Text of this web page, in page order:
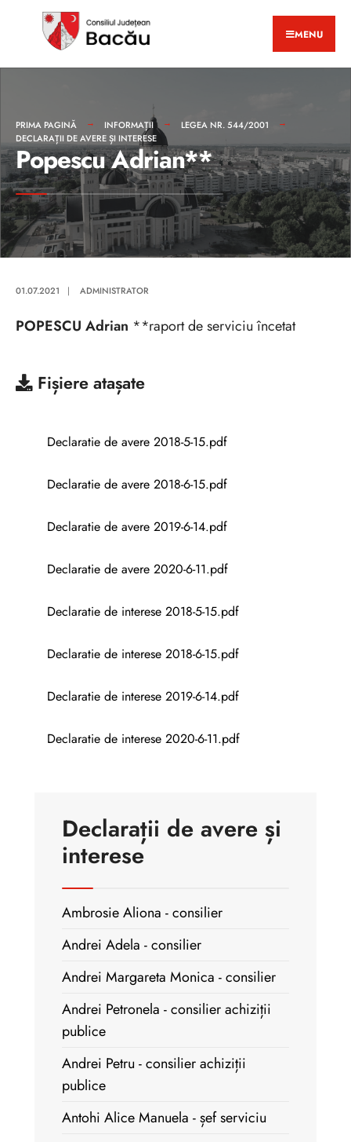
MENU
PRIMA PAGINĂ INFORMAȚII
LEGEA NR. 544/2001
DECLARAȚII DE AVERE ȘI INTERESE
Popescu Adrian**
01.07.2021 | ADMINISTRATOR
POPESCU Adrian **raport de serviciu încetat
Fișiere atașate
Declaratie de avere 2018-5-15.pdf
Declaratie de avere 2018-6-15.pdf
Declaratie de avere 2019-6-14.pdf
Declaratie de avere 2020-6-11.pdf
Declaratie de interese 2018-5-15.pdf
Declaratie de interese 2018-6-15.pdf
Declaratie de interese 2019-6-14.pdf
Declaratie de interese 2020-6-11.pdf
Declarații de avere și
interese
Ambrosie Aliona - consilier
Andrei Adela - consilier
Andrei Margareta Monica - consilier
Andrei Petronela - consilier achiziții
publice
Andrei Petru - consilier achiziții
publice
Antohi Alice Manuela - șef serviciu